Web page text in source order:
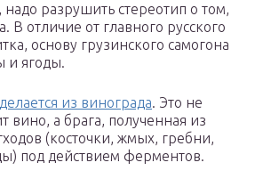
разрушить стереотип о том,
В отличие от главного русского
основу грузинского самогона
и ягоды.
из винограда. Это не
вино, а брага, полученная из
(косточки, жмых, гребни,
под действием ферментов.